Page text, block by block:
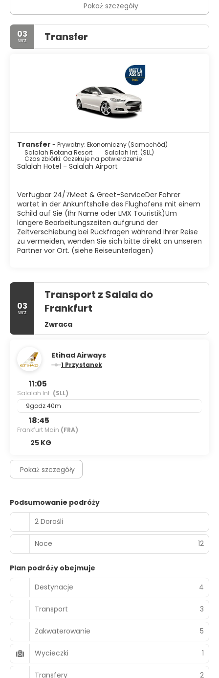
Pokaż szczegóły
03
wrz Transfer
Transfer - Prywatny: Ekonomiczny (Samochód)
Salalah Rotana Resort
Salalah Int. (SLL)
Czas zbiórki: Oczekuje na potwierdzenie
Salalah Hotel - Salalah Airport
Verfügbar 24/7Meet & Greet-ServiceDer Fahrer
wartet in der Ankunftshalle des Flughafens mit einem
Schild auf Sie (Ihr Name oder LMX Touristik)Um
längere Bearbeitungszeiten aufgrund der
Zeitverschiebung bei Rückfragen während Ihrer Reise
zu vermeiden, wenden Sie sich bitte direkt an unseren
Partner vor Ort. (siehe Reiseunterlagen)
03
wrz
Transport z Salala do
Frankfurt
Zwraca
Etihad Airways
1 Przystanek
11:05
Salalah Int. (SLL)
9godz 40m
18:45
Frankfurt Main (FRA)
25 KG
Pokaż szczegóły
Podsumowanie podróży
2 Dorośli
Noce 12
Plan podróży obejmuje
Destynacje
4
Transport 3
Zakwaterowanie 5
Wycieczki 1
Transfery 2